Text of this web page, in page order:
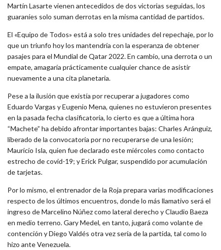
Martín Lasarte vienen antecedidos de dos victorias seguidas, los
guaraníes solo suman derrotas en la misma cantidad de partidos.
El «Equipo de Todos» está a solo tres unidades del repechaje, por lo
que un triunfo hoy los mantendría con la esperanza de obtener
pasajes para el Mundial de Qatar 2022. En cambio, una derrota o un
empate, amagaría prácticamente cualquier chance de asistir
nuevamente a una cita planetaria.
Pese a la ilusión que existía por recuperar a jugadores como
Eduardo Vargas y Eugenio Mena, quienes no estuvieron presentes
en la pasada fecha clasificatoria, lo cierto es que a última hora
“Machete” ha debido afrontar importantes bajas: Charles Aránguiz,
liberado de la convocatoria por no recuperarse de una lesión;
Mauricio Isla, quien fue declarado este miércoles como contacto
estrecho de covid-19; y Erick Pulgar, suspendido por acumulación
de tarjetas.
Por lo mismo, el entrenador de la Roja prepara varias modificaciones
respecto de los últimos encuentros, donde lo más llamativo será el
ingreso de Marcelino Núñez como lateral derecho y Claudio Baeza
en medio terreno. Gary Medel, en tanto, jugará como volante de
contención y Diego Valdés otra vez sería de la partida, tal como lo
hizo ante Venezuela.